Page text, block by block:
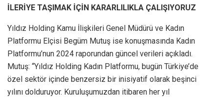
İLERİYE TAŞIMAK İÇİN KARARLILIKLA ÇALIŞIYORUZ
Yıldız Holding Kamu İlişkileri Genel Müdürü ve Kadın
Platformu Elçisi Begüm Mutuş ise konuşmasında Kadın
Platformu’nun 2024 raporundan güncel verileri açıkladı.
Mutuş: “Yıldız Holding Kadın Platformu, bugün Türkiye’de
özel sektör içinde benzersiz bir inisiyatif olarak beşinci
yılını dolduruyor. Kuruluşumuzdan itibaren her yıl